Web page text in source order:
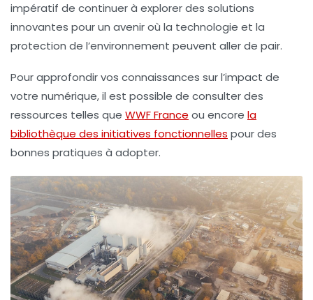
impératif de continuer à explorer des solutions
innovantes pour un avenir où la technologie et la
protection de l’environnement peuvent aller de pair.
Pour approfondir vos connaissances sur l’impact de
votre numérique, il est possible de consulter des
ressources telles que WWF France ou encore la
bibliothèque des initiatives fonctionnelles pour des
bonnes pratiques à adopter.